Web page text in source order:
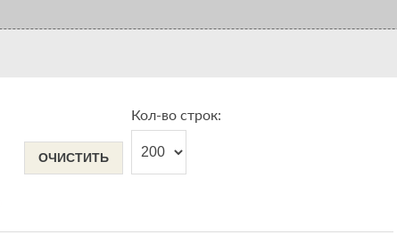
ОЧИСТИТЬ
Кол-во строк: